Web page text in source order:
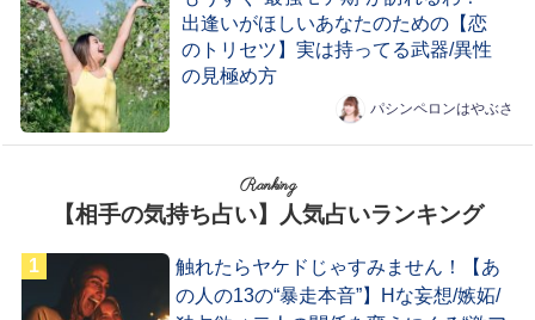
出逢いがほしいあなたのための【恋
のトリセツ】実は持ってる武器/異性
の見極め方
パシンペロンはやぶさ
Ranking
【相手の気持ち占い】人気占いランキング
触れたらヤケドじゃすみません！【あ
の人の13の“暴走本音”】Hな妄想/嫉妬/